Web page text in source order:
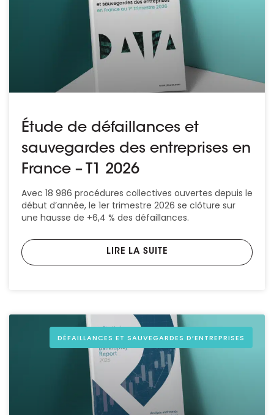
Étude de défaillances et
sauvegardes des entreprises en
France – T1 2026
Avec 18 986 procédures collectives ouvertes depuis le
début d’année, le 1er trimestre 2026 se clôture sur
une hausse de +6,4 % des défaillances.
LIRE LA SUITE
DÉFAILLANCES ET SAUVEGARDES D’ENTREPRISES